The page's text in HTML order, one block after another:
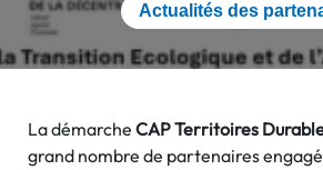
Actualités des
La démarche CAP Territoires
grand nombre de partenaires